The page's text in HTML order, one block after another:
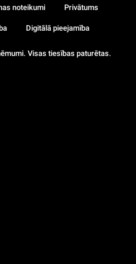
Visas tiesības paturētas.
noteikumi Privātums
Digitālā pieejamība